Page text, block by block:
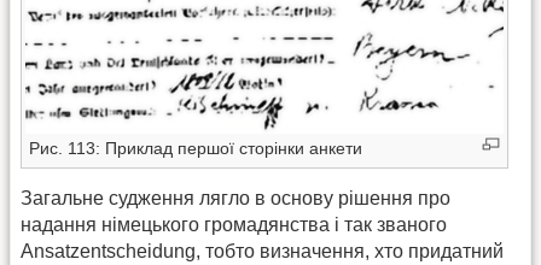
Рис. 113: Приклад першої сторінки анкети
Загальне судження лягло в основу рішення про
надання німецького громадянства і так званого
Ansatzentscheidung, тобто визначення, хто придатний